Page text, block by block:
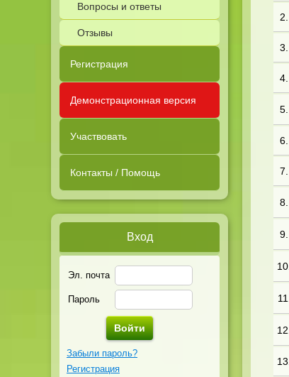
Вопросы и ответы
Отзывы
Регистрация
Демонстрационная версия
Участвовать
Контакты / Помощь
Вход
Эл. почта
Пароль
Забыли пароль?
Регистрация
2.
3.
4.
5.
6.
7.
8.
9.
10.
11.
12.
13.